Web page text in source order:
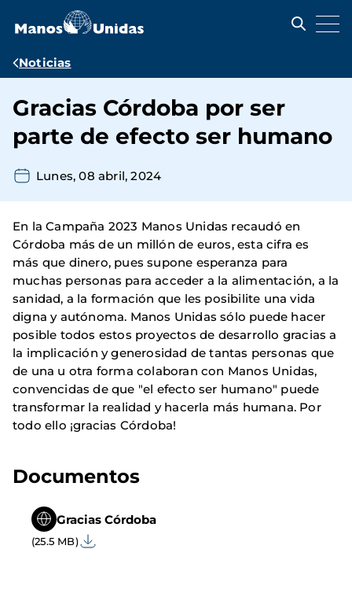
contenido
Ruta
navegación
Noticias
Gracias Córdoba por ser
parte de efecto ser humano
Lunes, 08 abril, 2024
En la Campaña 2023 Manos Unidas recaudó en
Córdoba más de un millón de euros, esta cifra es
más que dinero, pues supone esperanza para
muchas personas para acceder a la alimentación, a la
sanidad, a la formación que les posibilite una vida
digna y autónoma. Manos Unidas sólo puede hacer
posible todos estos proyectos de desarrollo gracias a
la implicación y generosidad de tantas personas que
de una u otra forma colaboran con Manos Unidas,
convencidas de que "el efecto ser humano" puede
transformar la realidad y hacerla más humana. Por
todo ello ¡gracias Córdoba!
Documentos
Gracias Córdoba
(25.5 MB)